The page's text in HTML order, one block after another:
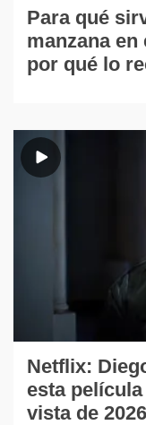
Para qué
manzana
por qué lo
Netflix:
esta
vista de 2026